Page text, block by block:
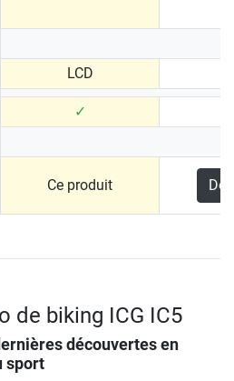
LCD
✓
Ce produit
de biking ICG IC5
découvertes en
sport